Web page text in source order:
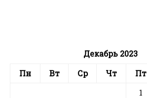
Декабрь 2023
Пн
Вт Ср Чт Пт
1